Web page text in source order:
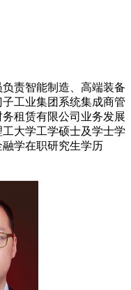
责智能制造、高端装备
工业集团系统集成商管
租赁有限公司业务发展
大学工学硕士及学士学
学在职研究生学历